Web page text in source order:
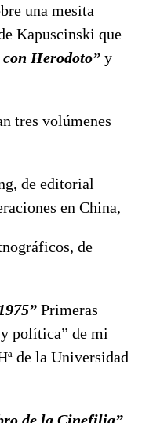
una mesita
Kapuscinski que
Herodoto” y
tres volúmenes
de editorial
en China,
de
Primeras
política” de mi
de la Universidad